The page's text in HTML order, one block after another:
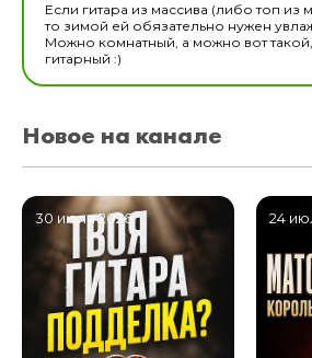
Если гитара из массива (либо топ из
то зимой ей обязательно нужен
Можно комнатный, а можно вот такой,
гитарный :)
Новое на канале
30 июля 2026 24